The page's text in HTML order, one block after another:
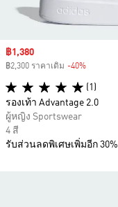
Sale price
฿1,380
฿2,300 ราคาเดิม -40%
(1)
รองเท้า Advantage 2.0
ผู้หญิง Sportswear
4 สี
รับส่วนลดพิเศษเพิ่มอีก 30%